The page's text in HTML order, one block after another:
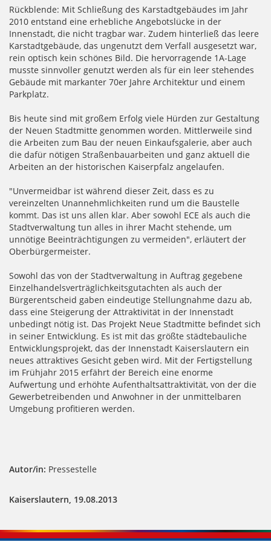
Rückblende: Mit Schließung des Karstadtgebäudes im Jahr
2010 entstand eine erhebliche Angebotslücke in der
Innenstadt, die nicht tragbar war. Zudem hinterließ das leere
Karstadtgebäude, das ungenutzt dem Verfall ausgesetzt war,
rein optisch kein schönes Bild. Die hervorragende 1A-Lage
musste sinnvoller genutzt werden als für ein leer stehendes
Gebäude mit markanter 70er Jahre Architektur und einem
Parkplatz.
Bis heute sind mit großem Erfolg viele Hürden zur Gestaltung
der Neuen Stadtmitte genommen worden. Mittlerweile sind
die Arbeiten zum Bau der neuen Einkaufsgalerie, aber auch
die dafür nötigen Straßenbauarbeiten und ganz aktuell die
Arbeiten an der historischen Kaiserpfalz angelaufen.
"Unvermeidbar ist während dieser Zeit, dass es zu
vereinzelten Unannehmlichkeiten rund um die Baustelle
kommt. Das ist uns allen klar. Aber sowohl ECE als auch die
Stadtverwaltung tun alles in ihrer Macht stehende, um
unnötige Beeinträchtigungen zu vermeiden", erläutert der
Oberbürgermeister.
Sowohl das von der Stadtverwaltung in Auftrag gegebene
Einzelhandelsverträglichkeitsgutachten als auch der
Bürgerentscheid gaben eindeutige Stellungnahme dazu ab,
dass eine Steigerung der Attraktivität in der Innenstadt
unbedingt nötig ist. Das Projekt Neue Stadtmitte befindet sich
in seiner Entwicklung. Es ist mit das größte städtebauliche
Entwicklungsprojekt, das der Innenstadt Kaiserslautern ein
neues attraktives Gesicht geben wird. Mit der Fertigstellung
im Frühjahr 2015 erfährt der Bereich eine enorme
Aufwertung und erhöhte Aufenthaltsattraktivität, von der die
Gewerbetreibenden und Anwohner in der unmittelbaren
Umgebung profitieren werden.
Autor/in: Pressestelle
Kaiserslautern, 19.08.2013